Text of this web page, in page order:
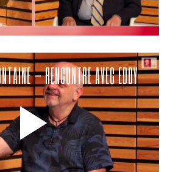
– RENCONTRE AVEC EDDY